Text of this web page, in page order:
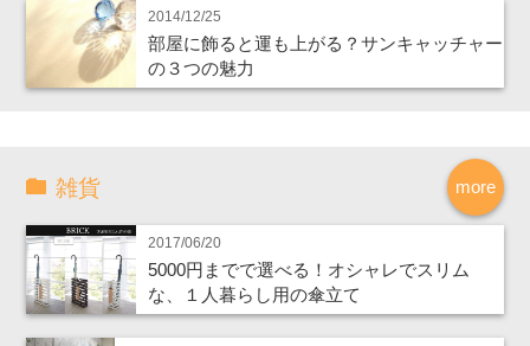
2014/12/25
部屋に飾ると運も上がる？サンキャッチャー
の３つの魅力
more
雑貨
2017/06/20
5000円までで選べる！オシャレでスリム
な、１人暮らし用の傘立て